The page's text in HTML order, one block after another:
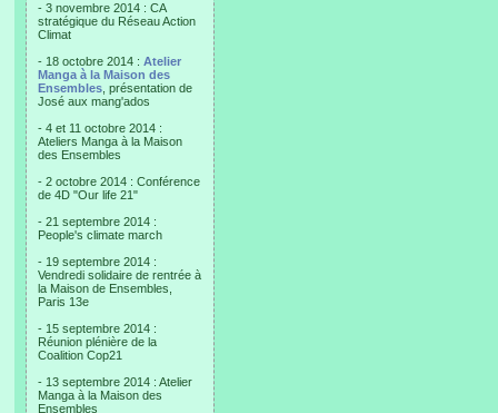
- 3 novembre 2014 : CA
stratégique du Réseau Action
Climat
- 18 octobre 2014 : Atelier
Manga à la Maison des
Ensembles , présentation de
José aux mang'ados
- 4 et 11 octobre 2014 :
Ateliers Manga à la Maison
des Ensembles
- 2 octobre 2014 : Conférence
de 4D "Our life 21"
- 21 septembre 2014 :
People's climate march
- 19 septembre 2014 :
Vendredi solidaire de rentrée à
la Maison de Ensembles,
Paris 13e
- 15 septembre 2014 :
Réunion plénière de la
Coalition Cop21
- 13 septembre 2014 : Atelier
Manga à la Maison des
Ensembles